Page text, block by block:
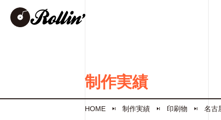
制作実績
HOME 制作実績 印刷物 名古